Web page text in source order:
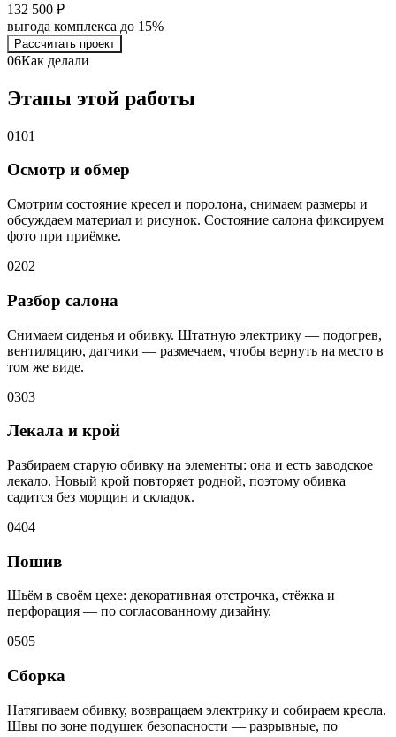
132 500 ₽
выгода комплекса до 15%
Рассчитать проект
06Как делали
Этапы этой работы
0101
Осмотр и обмер
Смотрим состояние кресел и поролона, снимаем размеры и
обсуждаем материал и рисунок. Состояние салона фиксируем
фото при приёмке.
0202
Разбор салона
Снимаем сиденья и обивку. Штатную электрику — подогрев,
вентиляцию, датчики — размечаем, чтобы вернуть на место в
том же виде.
0303
Лекала и крой
Разбираем старую обивку на элементы: она и есть заводское
лекало. Новый крой повторяет родной, поэтому обивка
садится без морщин и складок.
0404
Пошив
Шьём в своём цехе: декоративная отстрочка, стёжка и
перфорация — по согласованному дизайну.
0505
Сборка
Натягиваем обивку, возвращаем электрику и собираем кресла.
Швы по зоне подушек безопасности — разрывные, по